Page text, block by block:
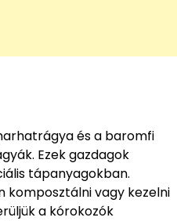
és a baromfi
Ezek gazdagok
tápanyagokban.
komposztálni vagy kezelni
a kórokozók